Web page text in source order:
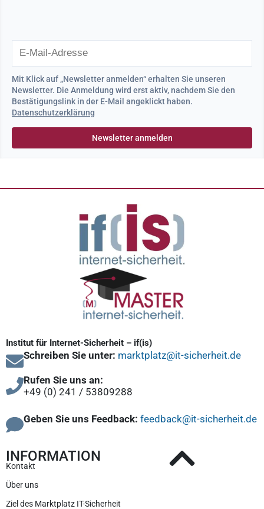
Mit Klick auf „Newsletter anmelden“ erhalten Sie unseren
Newsletter. Die Anmeldung wird erst aktiv, nachdem Sie den
Bestätigungslink in der E-Mail angeklickt haben.
Datenschutzerklärung
Institut für Internet-Sicherheit – if(is)
Schreiben Sie unter: marktplatz@it-sicherheit.de
Rufen Sie uns an:
+49 (0) 241 / 53809288
Geben Sie uns Feedback: feedback@it-sicherheit.de
INFORMATION
Kontakt
Über uns
Ziel des Marktplatz IT-Sicherheit